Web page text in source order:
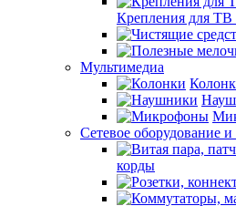
Крепления для ТВ
Мультимедиа
Сетевое оборудование
корды